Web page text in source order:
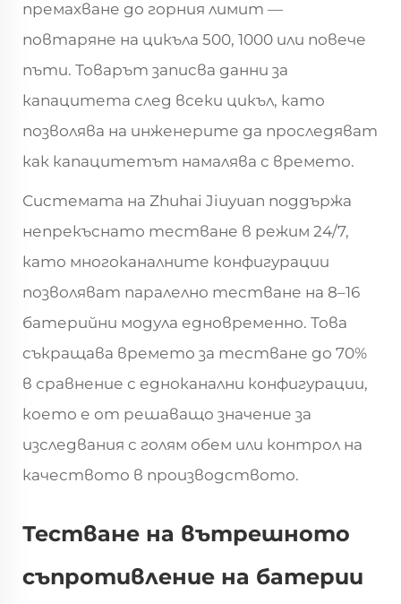
премахване до горния лимит —
повтаряне на цикъла 500, 1000 или повече
пъти. Товарът записва данни за
капацитета след всеки цикъл, като
позволява на инженерите да проследяват
как капацитетът намалява с времето.
Системата на Zhuhai Jiuyuan поддържа
непрекъснато тестване в режим 24/7,
като многоканалните конфигурации
позволяват паралелно тестване на 8–16
батерийни модула едновременно. Това
съкращава времето за тестване до 70%
в сравнение с едноканални конфигурации,
което е от решаващо значение за
изследвания с голям обем или контрол на
качеството в производството.
Тестване на вътрешното
съпротивление на батерии